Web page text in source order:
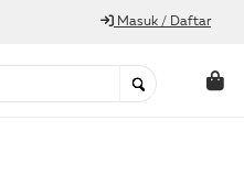
Masuk / Daftar